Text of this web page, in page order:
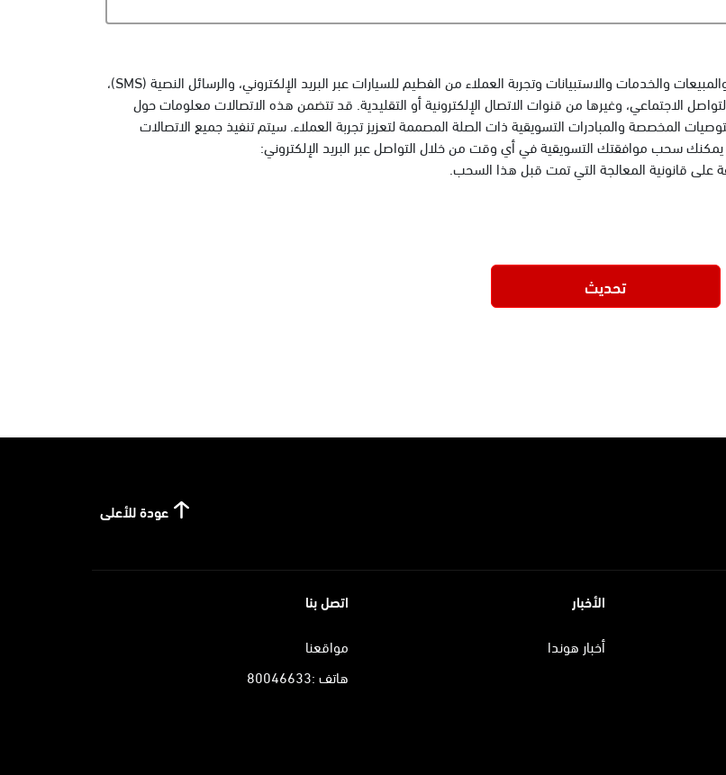
أنت تمنح موافقتك الصريحة على تلقي الاتصالات التسويقية والترويجية والمبيعات والخدمات والاستبيانات وتجربة العملاء من الفطيم للسيارات عبر البريد الإلكتروني، والرسائل النصية (SMS)،
الاجتماعي، وغيرها من قنوات الاتصال الإلكترونية أو التقليدية. قد تتضمن هذه الاتصالات معلومات حول
المخصصة والمبادرات التسويقية ذات الصلة المصممة لتعزيز تجربة العملاء. سيتم تنفيذ جميع الاتصالات
يمكنك سحب موافقتك التسويقية في أي وقت من خلال التواصل عبر البريد الإلكتروني:
عودة للأعلى
الأخبار
أخبار هوندا
اتصل بنا
مواقعنا
هاتف :80046633